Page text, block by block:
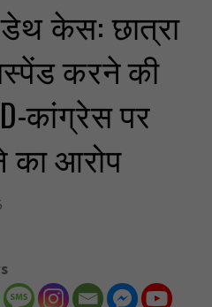
केस: छात्रा
करने की
कांग्रेस पर
का आरोप